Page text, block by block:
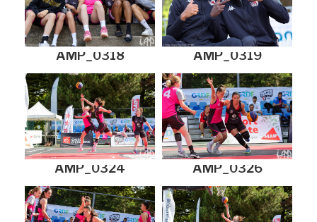
AMP_0318 AMP_0319
AMP_0324 AMP_0326